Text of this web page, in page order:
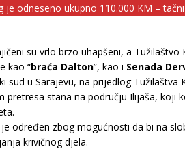
je odneseno ukupno 110.000 KM –
su vrlo brzo uhapšeni, a Tužilaštvo
kao “braća Dalton”, kao i Senada
sud u Sarajevu, na prijedlog
pretresa stana na području Ilijaša, koji
određen zbog mogućnosti da bi na
krivičnog djela.